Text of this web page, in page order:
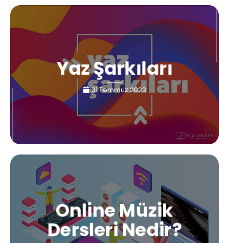
Yaz Şarkıları
31 Temmuz 2023
Online Müzik
Dersleri Nedir?